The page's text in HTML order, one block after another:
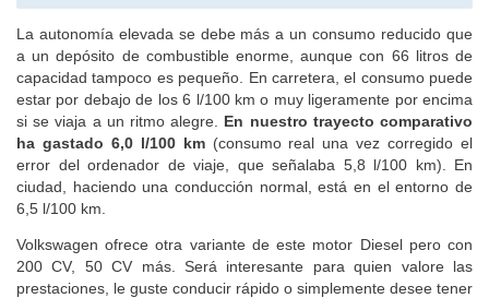
La autonomía elevada se debe más a un consumo reducido que
a un depósito de combustible enorme, aunque con 66 litros de
capacidad tampoco es pequeño. En carretera, el consumo puede
estar por debajo de los 6 l/100 km o muy ligeramente por encima
si se viaja a un ritmo alegre. En nuestro trayecto comparativo
ha gastado 6,0 l/100 km(consumo real una vez corregido el
error del ordenador de viaje, que señalaba 5,8 l/100 km). En
ciudad, haciendo una conducción normal, está en el entorno de
6,5 l/100 km.
Volkswagen ofrece otra variante de este motor Diesel pero con
200 CV, 50 CV más. Será interesante para quien valore las
prestaciones, le guste conducir rápido o simplemente desee tener